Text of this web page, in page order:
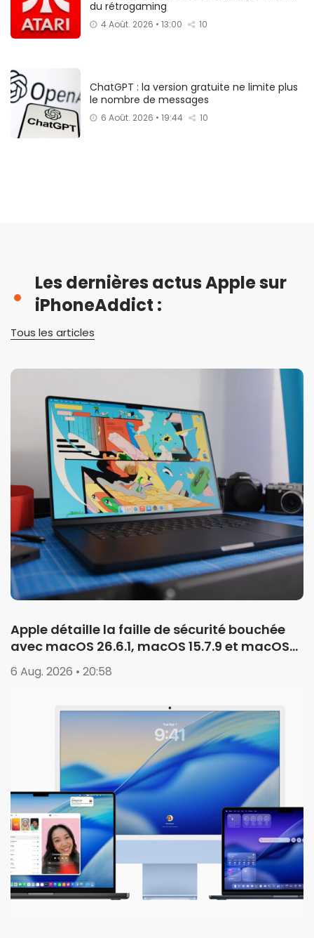
du rétrogaming
4 Août. 2026 • 13:00 10
ChatGPT : la version gratuite ne limite plus
le nombre de messages
6 Août. 2026 • 19:44 10
Les dernières actus Apple sur
iPhoneAddict :
Tous les articles
Apple détaille la faille de sécurité bouchée
avec macOS 26.6.1, macOS 15.7.9 et macOS
14.8.9
6 Aug. 2026 • 20:58